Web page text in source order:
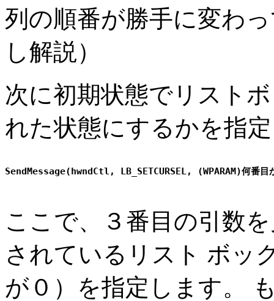
列の順番が勝手に変わ
し解説）
次に初期状態でリスト
れた状態にするかを指
ここで、３番目の引数
されているリスト ボッ
が０）を指定します。